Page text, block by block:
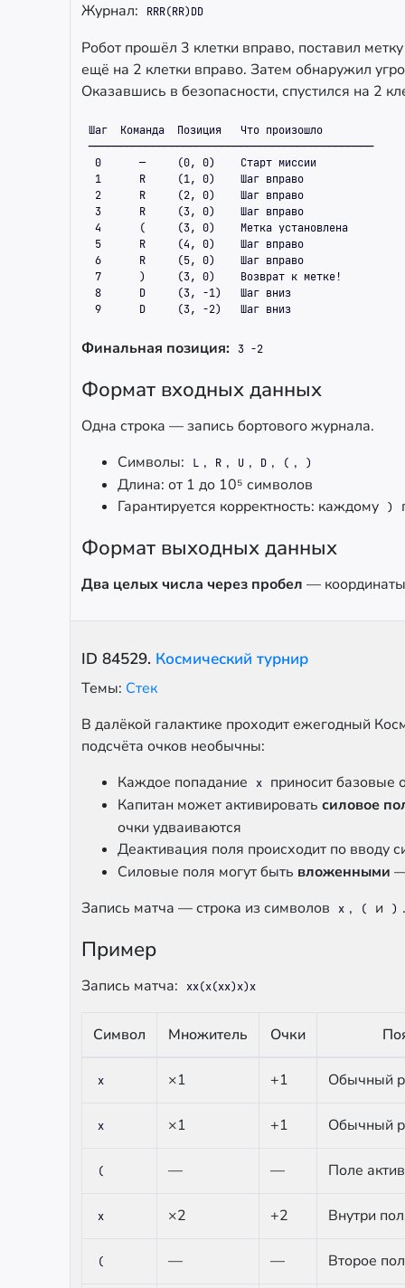
Журнал: RRR(RR)DD
Робот прошёл 3 клетки вправо, поставил
ещё на 2 клетки вправо. Затем обнаружил
Оказавшись в безопасности, спустился на 2
Шаг  Команда  Позиция   Что произошло
─────────────────────────────────────────────
0      —     (0, 0)    Старт миссии
1      R     (1, 0)    Шаг вправо
2      R     (2, 0)    Шаг вправо
3      R     (3, 0)    Шаг вправо
4      (     (3, 0)    Метка установлена
5      R     (4, 0)    Шаг вправо
6      R     (5, 0)    Шаг вправо
7      )     (3, 0)    Возврат к метке!
8      D     (3, -1)   Шаг вниз
9      D     (3, -2)   Шаг вниз
Финальная позиция: 3 -2
Формат входных данных
Одна строка — запись бортового журнала.
Символы:
L , R , U , D , ( , )
Длина: от 1 до 10⁵ символов
Гарантируется корректность: каждому
)
Формат выходных данных
Два целых числа через пробел —
ID 84529. Космический турнир
Темы: Стек
В далёкой галактике проходит ежегодный
подсчёта очков необычны:
Каждое попадание
x
приносит базовые
Капитан может активировать силовое
очки удваиваются
Деактивация поля происходит по вводу
Силовые поля могут быть вложенными
Запись матча — строка из символов
x , ( и )
Пример
Запись матча: xx(x(xx)x)x
Символ Множитель Очки
x ×1 +1 Обычный
x ×1 +1 Обычный
( — — Поле
x ×2 +2 Внутри
( — — Второе